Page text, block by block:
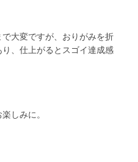
大変ですが、おりがみを折
、仕上がるとスゴイ達成感
しみに。